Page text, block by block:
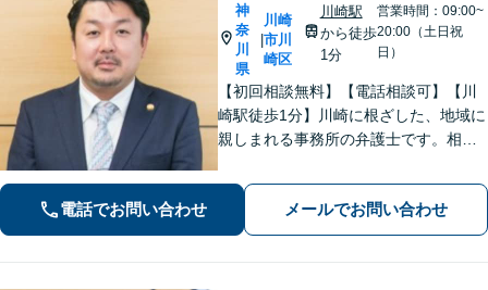
神
奈
川
県
|
川崎
市川
崎区
川崎駅
から徒歩
1分
営業時間：09:00~
20:00（土日祝
日）
【初回相談無料】【電話相談可】【川
崎駅徒歩1分】川崎に根ざした、地域に
親しまれる事務所の弁護士です。相
って対応致します。クチコミ・リピー
ターの方多数。お気軽にご相談くださ
い。
電話でお問い合わせ メールでお問い合わせ